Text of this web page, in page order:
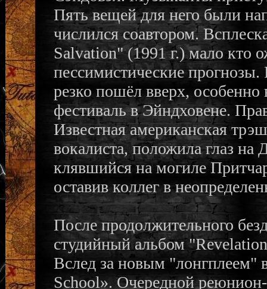
Пять вещей для него были
числился соавтором.
Salvation" (1991 г.) мало кто
пессимистические
резко пошёл вверх, особенно
фестиваль в Эйндховене.
Известная американская
вокалиста, положила глаз
клявшийся на могиле
оставив коллег в
После продолжительного
студийный альбом
Вслед за новым "лонгплеем"
School». Очередной